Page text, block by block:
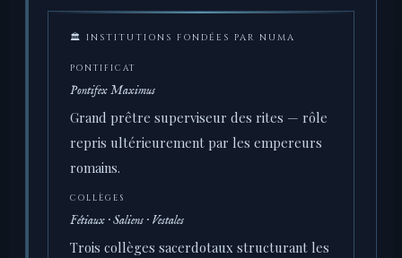
🏛 INSTITUTIONS FONDÉES PAR NUMA
PONTIFICAT
Pontifex Maximus
Grand prêtre superviseur des rites — rôle
repris ultérieurement par les empereurs
romains.
COLLÈGES
Fétiaux · Saliens · Vestales
Trois collèges sacerdotaux structurant les